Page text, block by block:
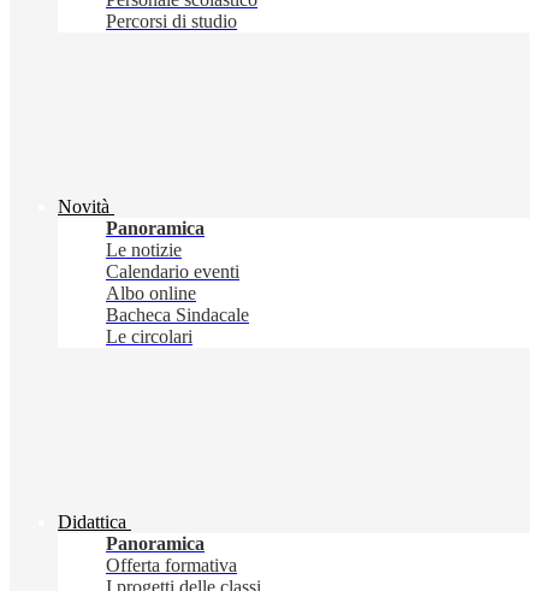
Percorsi di studio
Novità
Panoramica
Le notizie
Calendario eventi
Albo online
Bacheca Sindacale
Le circolari
Didattica
Panoramica
Offerta formativa